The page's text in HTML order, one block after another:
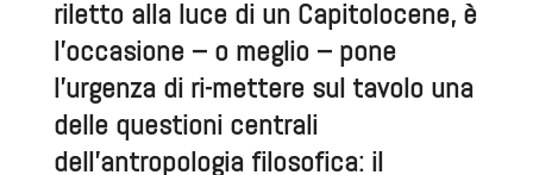
riletto alla luce di un Capitolocene, è
l’occasione – o meglio – pone
l’urgenza di ri-mettere sul tavolo una
delle questioni centrali
dell’antropologia filosofica: il